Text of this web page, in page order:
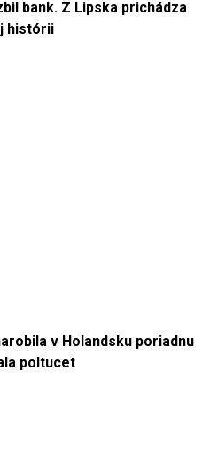
bank. Z Lipska prichádza
histórii
v Holandsku poriadnu
poltucet